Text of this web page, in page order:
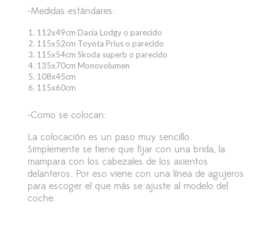
-Medidas estándares:
112x49cm Dacia Lodgy o parecido
115x52cm Toyota Prius o parecido
115x54cm Skoda superb o parecido
135x70cm Monovolumen
108x45cm
115x60cm
-Como se colocan:
La colocación es un paso muy sencillo.
Simplemente se tiene que fijar con una brida, la
mampara con los cabezales de los asientos
delanteros. Por eso viene con una línea de agujeros
para escoger el que más se ajuste al modelo del
coche.